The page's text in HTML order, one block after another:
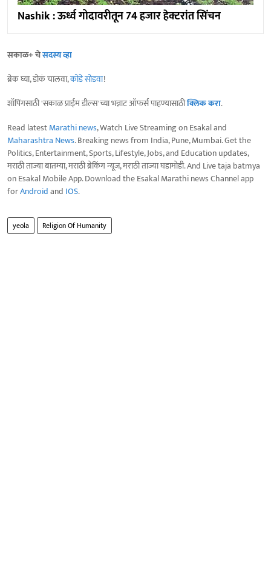
Nashik : ऊर्ध्व गोदावरीतून 74 हजार हेक्टरांत सिंचन
सकाळ+ चेसदस्य व्हा
ब्रेक घ्या, डोकं चालवा,कोडे सोडवा!
शॉपिंगसाठी 'सकाळ प्राईम डील्स'च्या भन्नाट ऑफर्स पाहण्यासाठीक्लिक करा.
Read latestMarathi news, Watch Live Streaming on Esakal and
Maharashtra News. Breaking news from India, Pune, Mumbai. Get the
Politics, Entertainment, Sports, Lifestyle, Jobs, and Education updates,
मराठी ताज्या बातम्या, मराठी ब्रेकिंग न्यूज, मराठी ताज्या घडामोडी. And Live taja batmya
on Esakal Mobile App. Download the Esakal Marathi news Channel app
forAndroidand IOS.
yeola Religion Of Humanity